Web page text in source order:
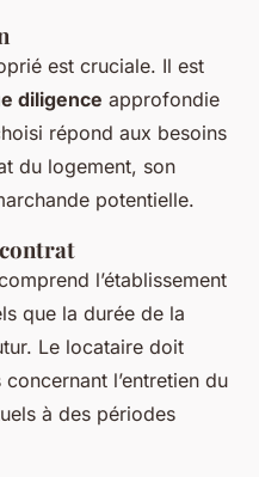
est cruciale. Il est
diligence approfondie
répond aux besoins
du logement, son
potentielle.
l’établissement
que la durée de la
Le locataire doit
l’entretien du
à des périodes